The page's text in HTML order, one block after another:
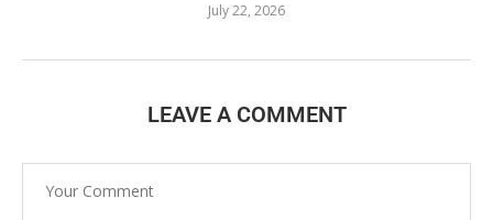
July 22, 2026
LEAVE A COMMENT